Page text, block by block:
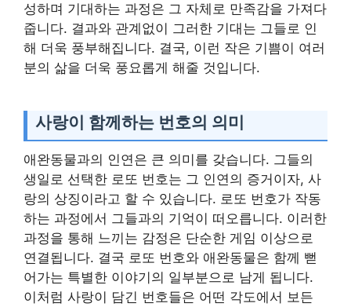
성하며 기대하는 과정은 그 자체로 만족감을 가져다
줍니다. 결과와 관계없이 그러한 기대는 그들로 인
해 더욱 풍부해집니다. 결국, 이런 작은 기쁨이 여러
분의 삶을 더욱 풍요롭게 해줄 것입니다.
사랑이 함께하는 번호의 의미
애완동물과의 인연은 큰 의미를 갖습니다. 그들의
생일로 선택한 로또 번호는 그 인연의 증거이자, 사
랑의 상징이라고 할 수 있습니다. 로또 번호가 작동
하는 과정에서 그들과의 기억이 떠오릅니다. 이러한
과정을 통해 느끼는 감정은 단순한 게임 이상으로
연결됩니다. 결국 로또 번호와 애완동물은 함께 뻗
어가는 특별한 이야기의 일부분으로 남게 됩니다.
이처럼 사랑이 담긴 번호들은 어떤 각도에서 보든